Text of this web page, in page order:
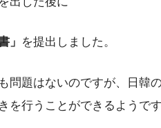
」 を提出しました。
問題はないのですが、日韓
を行うことができるようです